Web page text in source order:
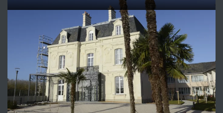
DÉCOUVRIR
HOTEL
LES
TROIS
LIEUX